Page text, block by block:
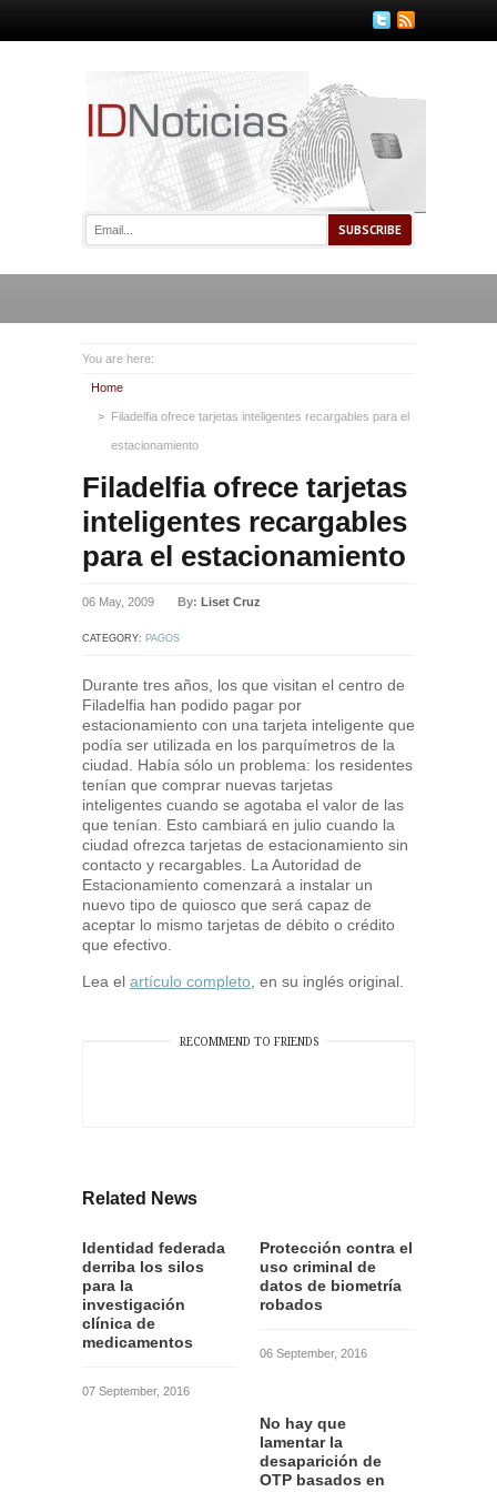
You are here:
Home
Filadelfia ofrece tarjetas inteligentes recargables para el
estacionamiento
Filadelfia ofrece tarjetas
inteligentes recargables
para el estacionamiento
06 May, 2009 By: Liset Cruz
CATEGORY: PAGOS
Durante tres años, los que visitan el centro de
Filadelfia han podido pagar por
estacionamiento con una tarjeta inteligente que
podía ser utilizada en los parquímetros de la
ciudad. Había sólo un problema: los residentes
tenían que comprar nuevas tarjetas
inteligentes cuando se agotaba el valor de las
que tenían. Esto cambiará en julio cuando la
ciudad ofrezca tarjetas de estacionamiento sin
contacto y recargables. La Autoridad de
Estacionamiento comenzará a instalar un
nuevo tipo de quiosco que será capaz de
aceptar lo mismo tarjetas de débito o crédito
que efectivo.
Lea el artículo completo , en su inglés original.
RECOMMEND TO FRIENDS
Related News
Identidad federada
derriba los silos
para la
investigación
clínica de
medicamentos
07 September, 2016
Protección contra el
uso criminal de
datos de biometría
robados
06 September, 2016
No hay que
lamentar la
desaparición de
OTP basados en